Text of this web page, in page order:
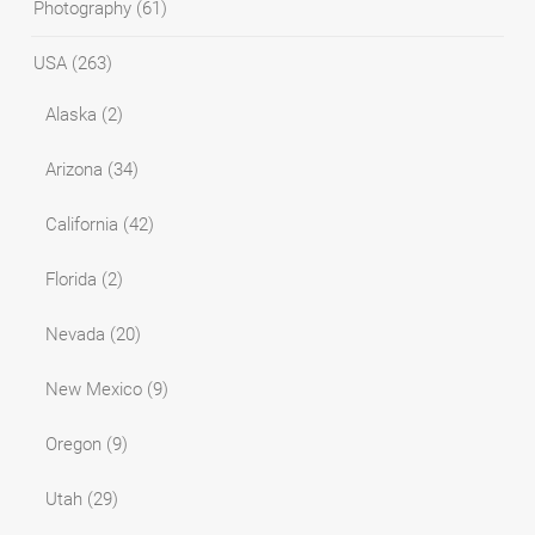
Photography (61)
USA (263)
Alaska (2)
Arizona (34)
California (42)
Florida (2)
Nevada (20)
New Mexico (9)
Oregon (9)
Utah (29)